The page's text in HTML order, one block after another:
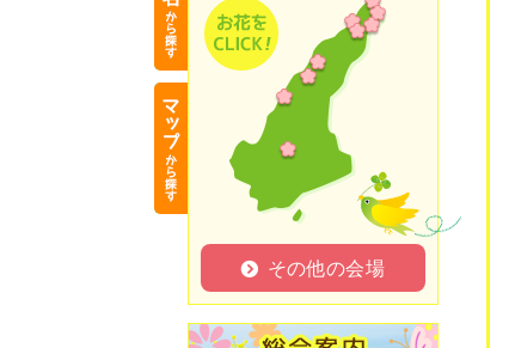
その他の会場